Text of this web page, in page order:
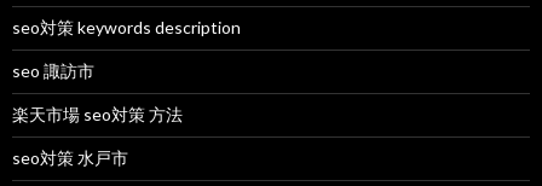
seo対策 keywords description
seo 諏訪市
楽天市場 seo対策 方法
seo対策 水戸市